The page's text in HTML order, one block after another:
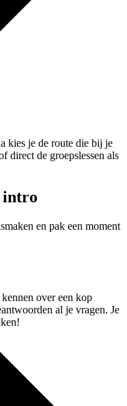
kies je de route die bij je
direct de groepslessen als
intro
en pak een moment
over een kop
al je vragen. Je